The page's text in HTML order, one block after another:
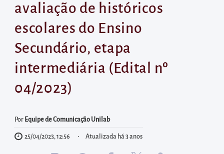
menu
principal
Acessar
à
área
realizar
buscas
avaliação de históricos
escolares do Ensino
Secundário, etapa
intermediária (Edital nº
04/2023)
Por Equipe de Comunicação Unilab
25/04/2023, 12:56 Atualizada há 3 anos